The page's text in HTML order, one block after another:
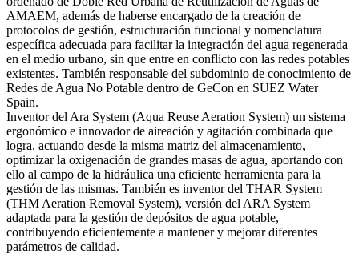
AMAEM, además de haberse encargado de la creación de
protocolos de gestión, estructuración funcional y nomenclatura
específica adecuada para facilitar la integración del agua regenerada
en el medio urbano, sin que entre en conflicto con las redes potables
existentes. También responsable del subdominio de conocimiento de
Redes de Agua No Potable dentro de GeCon en SUEZ Water
Spain.
Inventor del Ara System (Aqua Reuse Aeration System) un sistema
ergonómico e innovador de aireación y agitación combinada que
logra, actuando desde la misma matriz del almacenamiento,
optimizar la oxigenación de grandes masas de agua, aportando con
ello al campo de la hidráulica una eficiente herramienta para la
gestión de las mismas. También es inventor del THAR System
(THM Aeration Removal System), versión del ARA System
adaptada para la gestión de depósitos de agua potable,
contribuyendo eficientemente a mantener y mejorar diferentes
parámetros de calidad.